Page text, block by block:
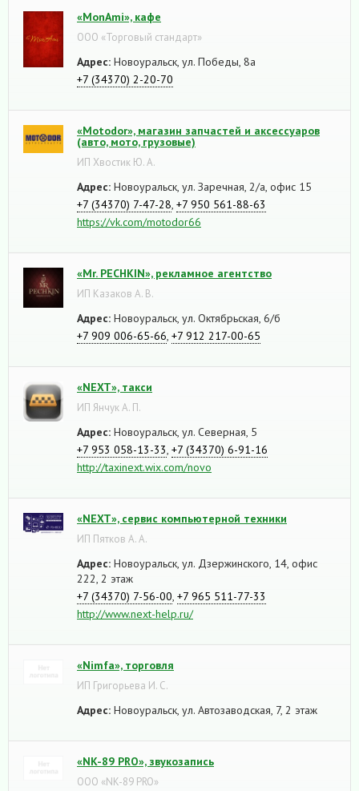
«MonAmi», кафе
ООО «Торговый стандарт»
Адрес: Новоуральск, ул. Победы, 8а
+7 (34370) 2-20-70
«Motodor», магазин запчастей и аксессуаров
(авто, мото, грузовые)
ИП Хвостик Ю. А.
Адрес: Новоуральск, ул. Заречная, 2/а, офис 15
+7 (34370) 7-47-28 +7 950 561-88-63
https://vk.com/motodor66
«Mr. PECHKIN», рекламное агентство
ИП Казаков А. В.
Адрес: Новоуральск, ул. Октябрьская, 6/б
+7 909 006-65-66 +7 912 217-00-65
«NEXT», такси
ИП Янчук А. П.
Адрес: Новоуральск, ул. Северная, 5
+7 953 058-13-33 +7 (34370) 6-91-16
http://taxinext.wix.com/novo
«NEXT», сервис компьютерной техники
ИП Пятков А. А.
Адрес: Новоуральск, ул. Дзержинского, 14, офис
222, 2 этаж
+7 (34370) 7-56-00 +7 965 511-77-33
http://www.next-help.ru/
«Nimfa», торговля
ИП Григорьева И. С.
Адрес: Новоуральск, ул. Автозаводская, 7, 2 этаж
«NK-89 PRO», звукозапись
ООО «NK-89 PRO»